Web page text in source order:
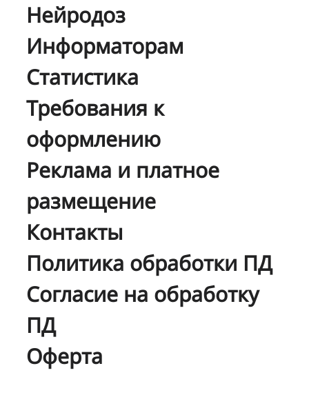
Нейродоз
Информаторам
Статистика
Требования к
оформлению
Реклама и платное
размещение
Контакты
Политика обработки ПД
Согласие на обработку
ПД
Оферта